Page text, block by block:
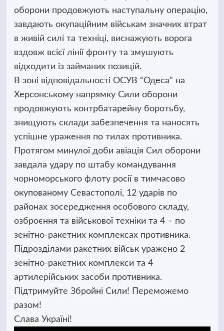
оборони продовжують наступальну операцію,
завдають окупаційним військам значних втрат
в живій силі та техніці, виснажують ворога
вздовж всієї лінії фронту та змушують
відходити із займаних позицій.
В зоні відповідальності ОСУВ “Одеса” на
Херсонському напрямку Сили оборони
продовжують контрбатарейну боротьбу,
знищують склади забезпечення та наносять
успішне ураження по тилах противника.
Протягом минулої доби авіація Сил оборони
завдала удару по штабу командування
чорноморського флоту росії в тимчасово
окупованому Севастополі, 12 ударів по
районах зосередження особового складу,
озброєння та військової техніки та 4 – по
зенітно-ракетних комплексах противника.
Підрозділами ракетних військ уражено 2
зенітно-ракетних комплекси та 4
артилерійських засоби противника.
Підтримуйте Збройні Сили! Переможемо
разом!
Слава Україні!